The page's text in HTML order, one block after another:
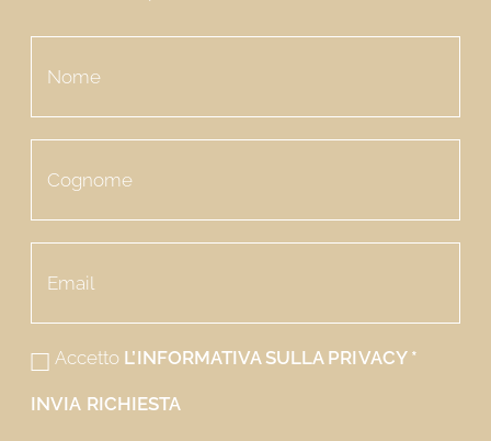
Accetto L’INFORMATIVA SULLA PRIVACY *
INVIA RICHIESTA